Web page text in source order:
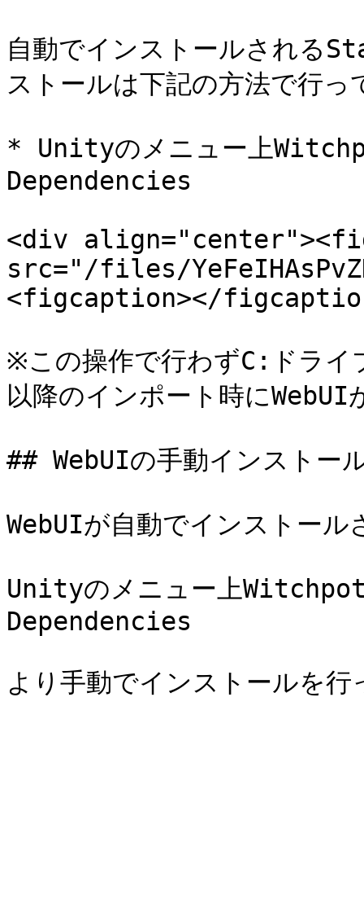
自動でインストールされる
ストールは下記の方法で行っ
* Unityのメニュー上
Dependencies
<div
src="/files/
<figcaption></
※この操作で行わずC:ドライ
以降のインポート時に
## WebUIの手動インストー
WebUIが自動でインストール
Unityのメニュー上
Dependencies